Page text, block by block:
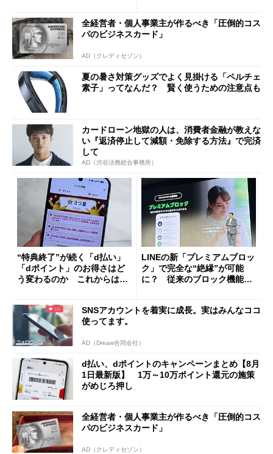
全経営者・個人事業主が作るべき「圧倒的コス
パのビジネスカード」
AD（クレディセゾン）
夏の暑さ対策グッズでよく見掛ける「ペルチェ
素子」ってなんだ？ 賢く使うための注意点も
カードローン地獄の人は、消費者金融が教えな
い『返済停止して減額・免除する方法』で完済
して
AD（渋谷法務総合事務所）
“特典終了”が続く「d払い」
「dポイント」のお得さはど
う変わるのか これからは
LINEの新「プレミアムブロッ
ク」で完全な“絶縁”が可能
に？ 従来のブロック機能と
SNSアカウントを着実に成長。実はみんなココ
使ってます。
AD（Dreaw合同会社）
d払い、dポイントのキャンペーンまとめ【8月
1日最新版】 1万～10万ポイント還元の施策
がめじろ押し
全経営者・個人事業主が作るべき「圧倒的コス
パのビジネスカード」
AD（クレディセゾン）